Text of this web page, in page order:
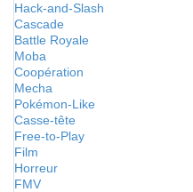
Hack-and-Slash
Cascade
Battle Royale
Moba
Coopération
Mecha
Pokémon-Like
Casse-tête
Free-to-Play
Film
Horreur
FMV